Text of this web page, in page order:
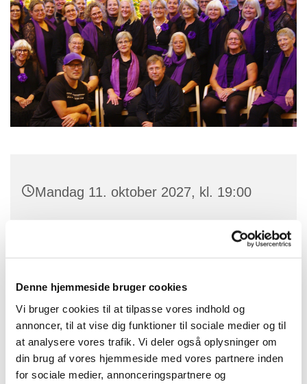
Denne hjemmeside bruger cookies
Vi bruger cookies til at tilpasse vores indhold og
annoncer, til at vise dig funktioner til sociale medier og til
at analysere vores trafik. Vi deler også oplysninger om
din brug af vores hjemmeside med vores partnere inden
for sociale medier, annonceringspartnere og
Mandag 11. oktober 2027, kl. 19:00
Skt. Jørgens Kirke, Parkvej 101, 4700
Koret Grateful Gospel øver hver mandag hos os i Skt.
Jørgens Kirke. Du er også velkommen! Du skal kunne
synge, men der er ikke nogen optagelsesprøve. Der er
et deltagergebyr, men første gang du deltager er gratis